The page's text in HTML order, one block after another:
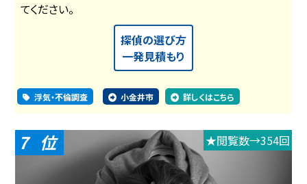
てください。
探偵の選び方
一発見積もり
浮気・不倫調査 小金井市 詳しくはこちら
7 ★閲覧数→354回